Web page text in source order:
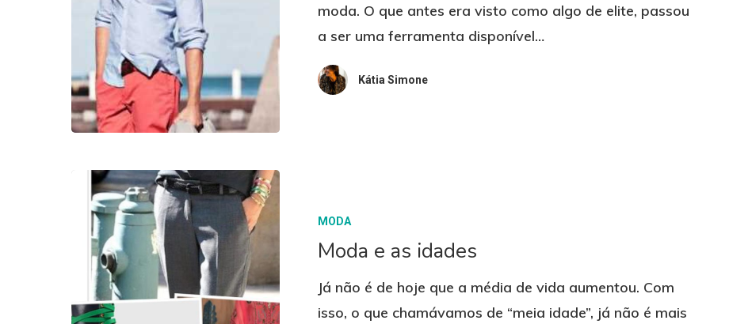
moda. O que antes era visto como algo de elite, passou
a ser uma ferramenta disponível…
Kátia Simone
MODA
Moda e as idades
Já não é de hoje que a média de vida aumentou. Com
isso, o que chamávamos de “meia idade”, já não é mais